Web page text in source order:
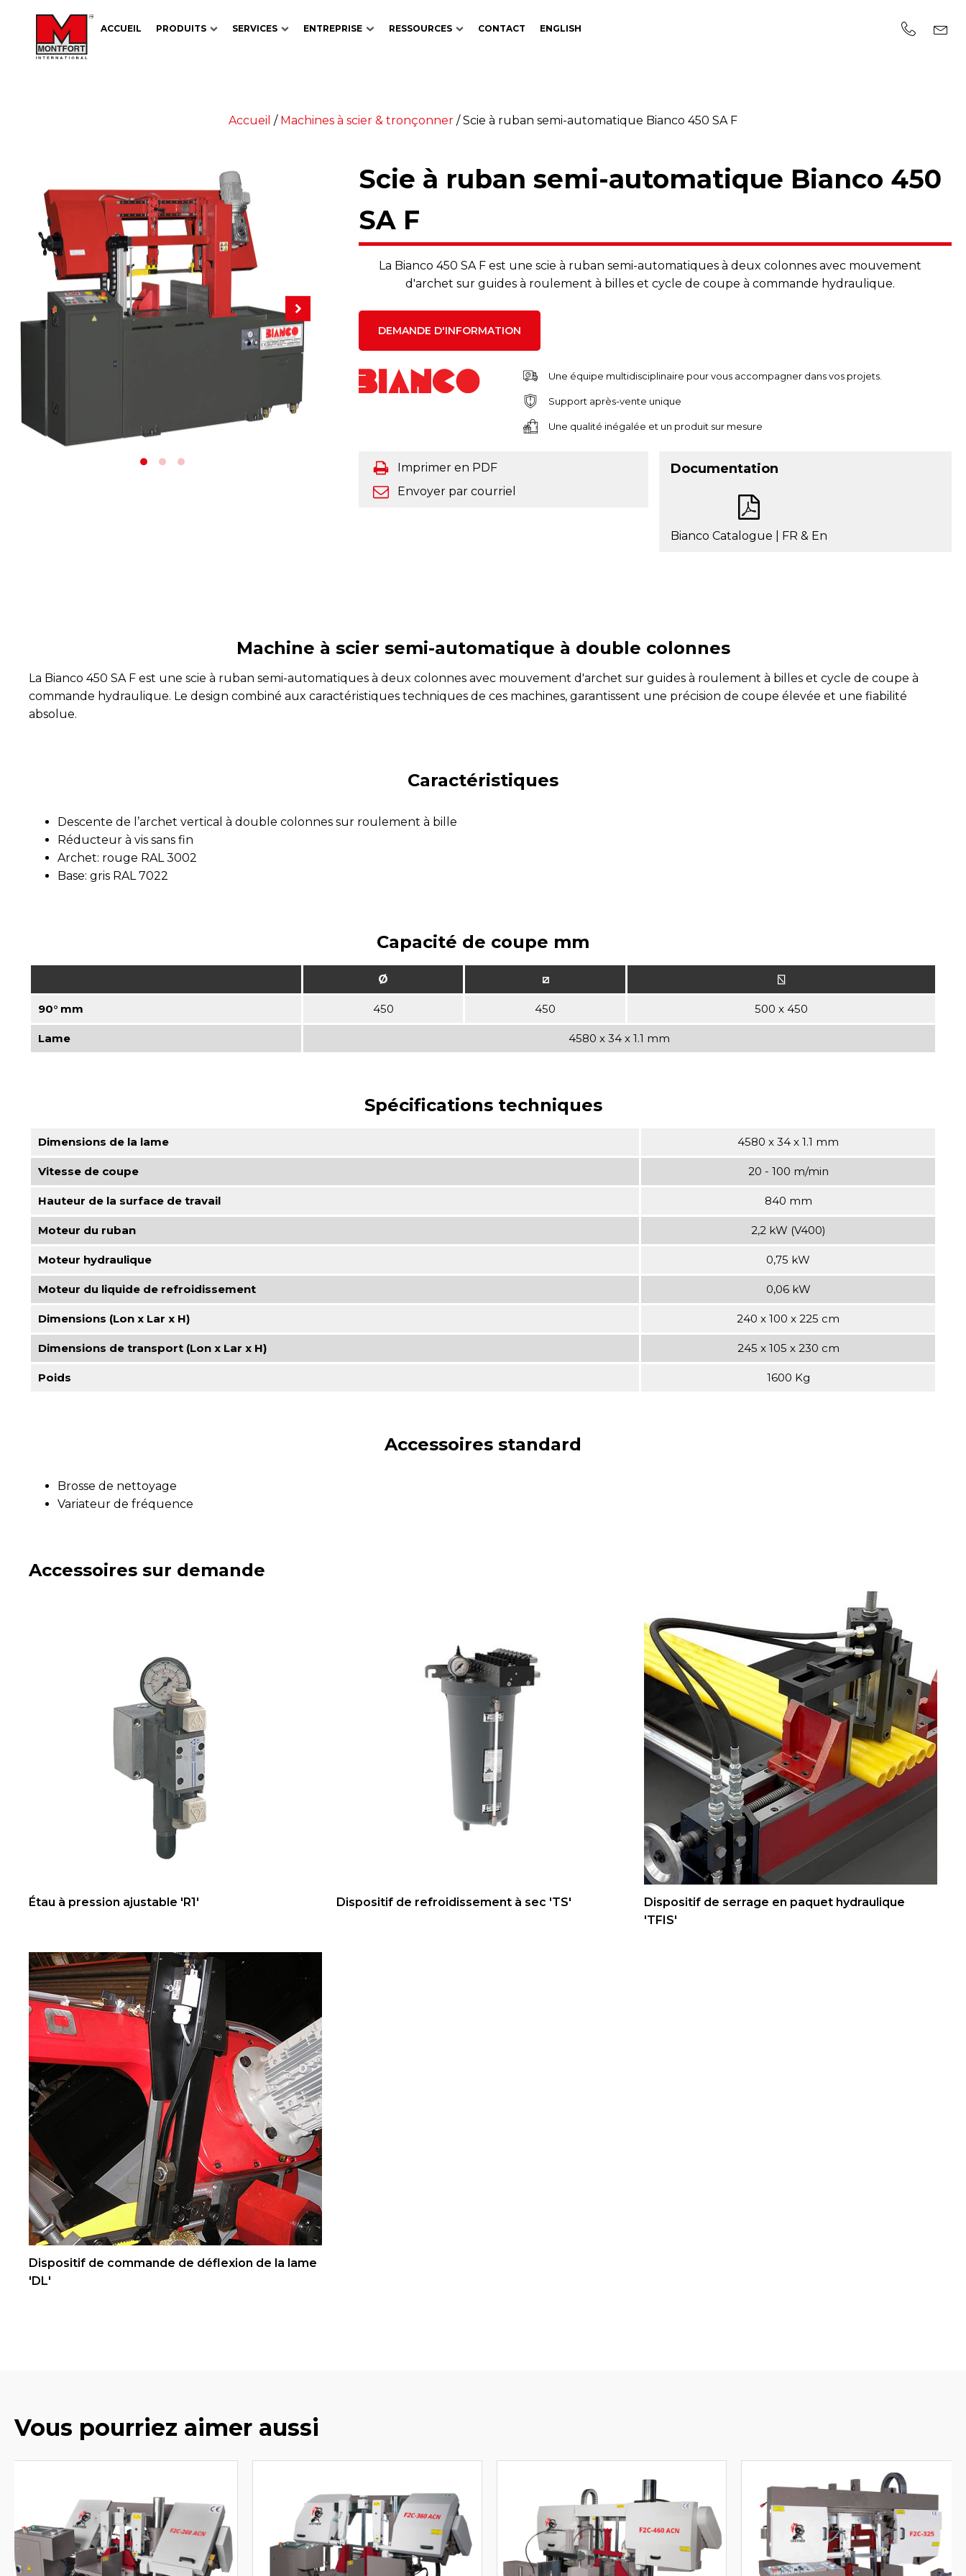
ACCUEIL PRODUITS SERVICES ENTREPRISE RESSOURCES CONTACT ENGLISH
Accueil / Machines à scier & tronçonner /Scie à ruban semi-automatique Bianco 450 SA F
Scie à ruban semi-automatique Bianco 450
SA F
La Bianco 450 SA F est une scie à ruban semi-automatiques à deux colonnes avec mouvement
d'archet sur guides à roulement à billes et cycle de coupe à commande hydraulique.
DEMANDE D'INFORMATION
Une équipe multidisciplinaire pour vous accompagner dans vos projets.
Support après-vente unique
Une qualité inégalée et un produit sur mesure
Imprimer en PDF
Envoyer par courriel
Documentation
Bianco Catalogue | FR & En
Machine à scier semi-automatique à double colonnes
La Bianco 450 SA F est une scie à ruban semi-automatiques à deux colonnes avec mouvement d'archet sur guides à roulement à billes et cycle de coupe à
commande hydraulique. Le design combiné aux caractéristiques techniques de ces machines, garantissent une précision de coupe élevée et une fiabilité
absolue.
Caractéristiques
Descente de l’archet vertical à double colonnes sur roulement à bille
Réducteur à vis sans fin
Archet: rouge RAL 3002
Base: gris RAL 7022
Capacité de coupe mm
Ø ⧄ ⍂
90° mm 450 450 500 x 450
Lame 4580 x 34 x 1.1 mm
Spécifications techniques
Dimensions de la lame 4580 x 34 x 1.1 mm
Vitesse de coupe 20 - 100 m/min
Hauteur de la surface de travail 840 mm
Moteur du ruban 2,2 kW (V400)
Moteur hydraulique 0,75 kW
Moteur du liquide de refroidissement 0,06 kW
Dimensions (Lon x Lar x H) 240 x 100 x 225 cm
Dimensions de transport (Lon x Lar x H) 245 x 105 x 230 cm
Poids 1600 Kg
Accessoires standard
Brosse de nettoyage
Variateur de fréquence
Accessoires sur demande
Étau à pression ajustable 'R1' Dispositif de refroidissement à sec 'TS'
Dispositif de serrage en paquet hydraulique
'TFIS'
Dispositif de commande de déflexion de la lame
'DL'
Vous pourriez aimer aussi